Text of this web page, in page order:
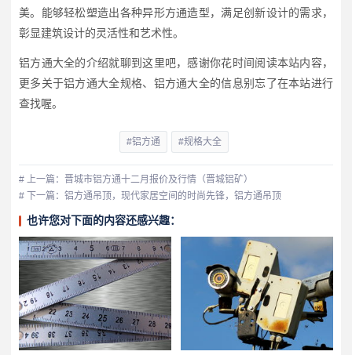
美。能够轻松塑造出各种异形方通造型，满足创新设计的需求，
彰显建筑设计的灵活性和艺术性。
铝方通大全的介绍就聊到这里吧，感谢你花时间阅读本站内容，
更多关于铝方通大全规格、铝方通大全的信息别忘了在本站进行
查找喔。
#铝方通 #规格大全
# 上一篇：晋城市铝方通十二月报价及行情（晋城铝矿）
# 下一篇：铝方通吊顶，现代家居空间的时尚先锋，铝方通吊顶
也许您对下面的内容还感兴趣：